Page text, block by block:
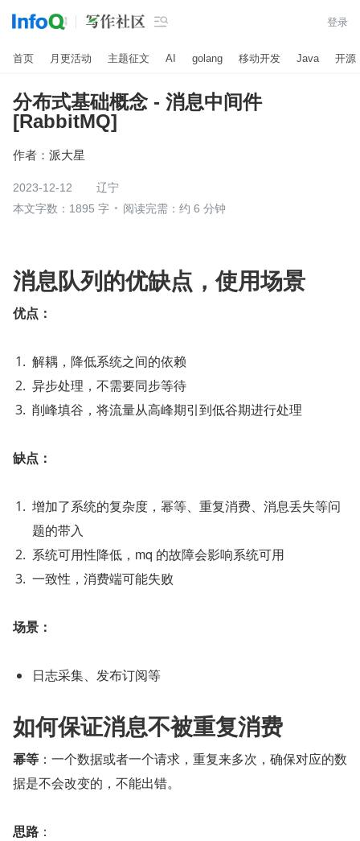
 登录
首页 月更活动 主题征文 AI golang 移动开发 Java 开源
分布式基础概念 - 消息中间件
[RabbitMQ]
作者： 派大星
2023-12-12
辽宁
本文字数：1895 字
阅读完需：约 6 分钟
消息队列的优缺点，使用场景
优点：
解耦，降低系统之间的依赖
异步处理，不需要同步等待
削峰填谷，将流量从高峰期引到低谷期进行处理
缺点：
增加了系统的复杂度，幂等、重复消费、消息丢失等问
题的带入
系统可用性降低，mq 的故障会影响系统可用
一致性，消费端可能失败
场景：
日志采集、发布订阅等
如何保证消息不被重复消费
幂等 ：一个数据或者一个请求，重复来多次，确保对应的数
据是不会改变的，不能出错。
思路 ：